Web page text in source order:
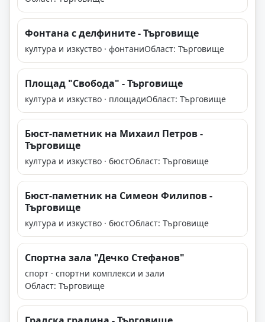
Фонтана с делфините - Търговище
култура и изкуство · фонтаниОбласт: Търговище
Площад "Свобода" - Търговище
култура и изкуство · площадиОбласт: Търговище
Бюст-паметник на Михаил Петров -
Търговище
култура и изкуство · бюстОбласт: Търговище
Бюст-паметник на Симеон Филипов -
Търговище
култура и изкуство · бюстОбласт: Търговище
Спортна зала "Дечко Стефанов"
спорт · спортни комплекси и зали
Област: Търговище